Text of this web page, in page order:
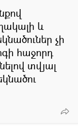
և
չի
հաջորդ
տվյալ